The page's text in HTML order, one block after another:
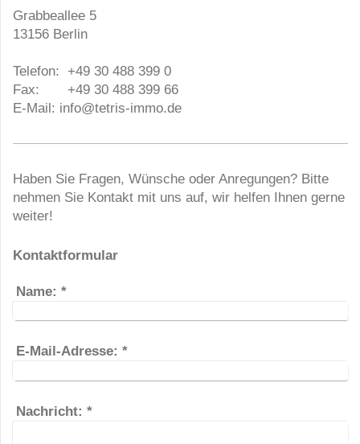
Grabbeallee 5
13156 Berlin
Telefon: +49 30 488 399 0
Fax: +49 30 488 399 66
E-Mail: info@tetris-immo.de
Haben Sie Fragen, Wünsche oder Anregungen? Bitte
nehmen Sie Kontakt mit uns auf, wir helfen Ihnen gerne
weiter!
Kontaktformular
Name: *
E-Mail-Adresse: *
Nachricht: *